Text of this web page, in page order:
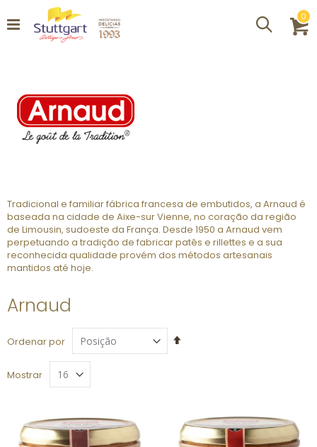
Procurar
0
Tradicional e familiar fábrica francesa de embutidos, a Arnaud é
baseada na cidade de Aixe-sur Vienne, no coração da região
de Limousin, sudoeste da França. Desde 1950 a Arnaud vem
perpetuando a tradição de fabricar patês e rillettes e a sua
reconhecida qualidade provém dos métodos artesanais
mantidos até hoje.
Arnaud
Ordenar por
Definir
Mostrar